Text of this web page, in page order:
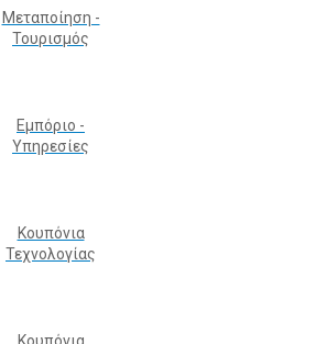
Μεταποίηση -
Τουρισμός
Εμπόριο -
Υπηρεσίες
Κουπόνια
Τεχνολογίας
Κουπόνια